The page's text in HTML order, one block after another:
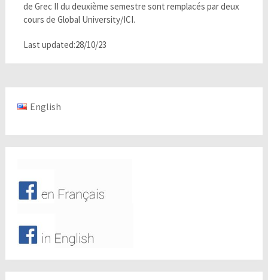
de Grec II du deuxième semestre sont remplacés par deux
cours de Global University/ICI.
Last updated:28/10/23
English